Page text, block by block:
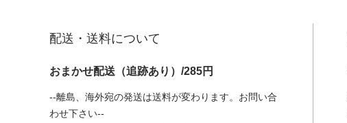
配送・送料について
おまかせ配送（追跡あり）/285円
--離島、海外宛の発送は送料が変わります。お問い合
わせ下さい--